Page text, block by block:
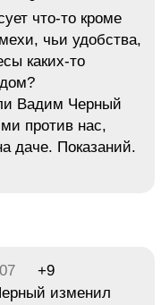
что-то кроме
чьи удобства,
каких-то
Вадим Черный
против нас,
даче. Показаний.
+9
изменил